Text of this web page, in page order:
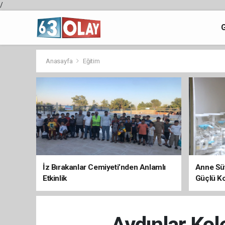
/
Anasayfa Eğitim
İz Bırakanlar Cemiyeti’nden Anlamlı
Etkinlik
Anne
Güçlü